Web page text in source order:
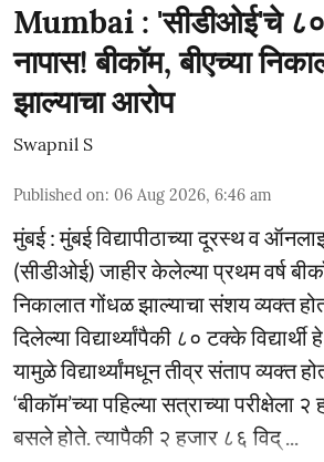
Mumbai : 'सीडीओई'चे ८०
नापास! बीकॉम, बीएच्या
झाल्याचा आरोप
Swapnil S
Published on: 06 Aug 2026, 6:46 am
मुंबई : मुंबई विद्यापीठाच्या दूरस्थ व
(सीडीओई) जाहीर केलेल्या प्रथम वर्ष
निकालात गोंधळ झाल्याचा संशय व्यक्त
दिलेल्या विद्यार्थ्यांपैकी ८० टक्के
यामुळे विद्यार्थ्यांमधून तीव्र संताप व्यक्त
‘बीकॉम’च्या पहिल्या सत्राच्या परीक्षेला २
बसले होते. त्यापैकी २ हजार ८६ विद् ...